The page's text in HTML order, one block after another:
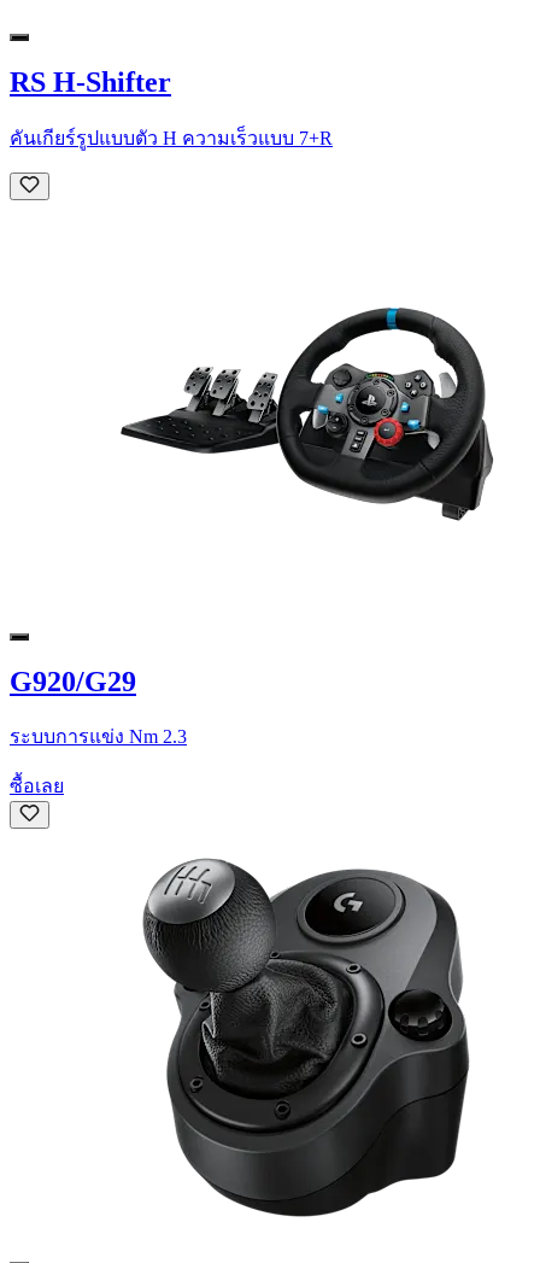
RS H-Shifter
คันเกียร์รูปแบบตัว H ความเร็วแบบ 7+R
G920/G29
ระบบการแข่ง Nm 2.3
ซื้อเลย